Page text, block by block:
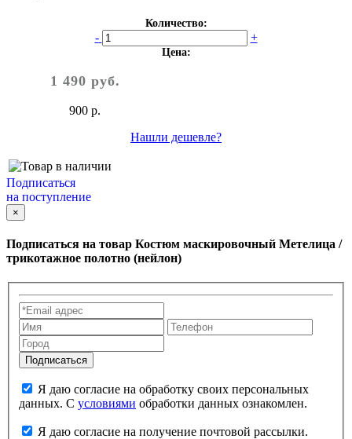
Количество:
- +
Цена:
1 490 руб.
900 р.
Нашли дешевле?
Подписаться
на поступление
×
Подписаться на товар Костюм маскировочный Метелица /
трикотажное полотно (нейлон)
данных. С условиями обработки данных ознакомлен.
Я даю согласие на получение почтовой рассылки.